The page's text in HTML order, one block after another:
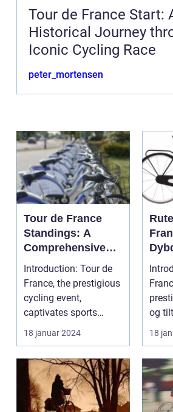
Tour de France Start:
Historical Journey
Iconic Cycling Race
peter_mortensen
Tour de France
Standings: A
Comprehensive
Guide for Cycling
Enthusiasts
Introduction: Tour de
France, the prestigious
cycling event,
captivates sports
enthusiasts worldwid...
18 januar 2024
Den
og
18